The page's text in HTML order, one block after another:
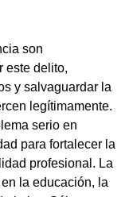
son
este delito,
y salvaguardar la
legítimamente.
serio en
para fortalecer la
profesional. La
la educación, la